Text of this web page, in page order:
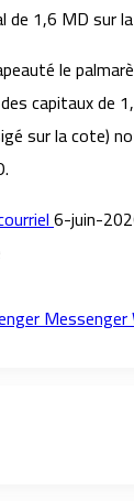
1,6 MD sur
le
capitaux de
sur la cote)
6-juin-
Messenger